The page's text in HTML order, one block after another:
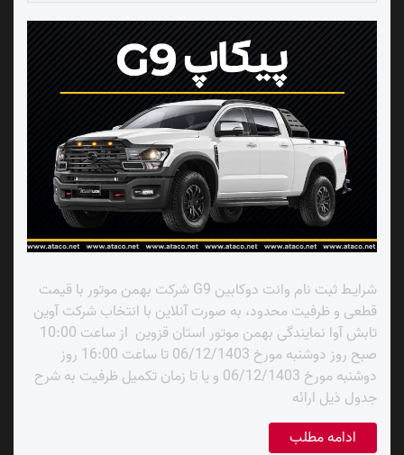
شرایـط ثبت نام وانت دوکابین G9 شرکت بهمن موتور با قیمت
قطعی و ظرفیت محدود، به صورت آنلاین با انتخاب شرکت آوین
تابش آوا نمایندگی بهمن موتور استان قزوین از ساعت 10:00
صبح روز دوشنبه مورخ 06/12/1403 تا ساعت 16:00 روز
دوشنبه مورخ 06/12/1403 و یا تا زمان تکمیل ظرفیت به شرح
جدول ذیل ارائه
ادامه مطلب